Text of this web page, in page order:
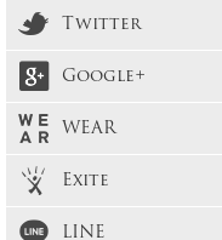
Twitter
Google+
WEAR
Exite
LINE